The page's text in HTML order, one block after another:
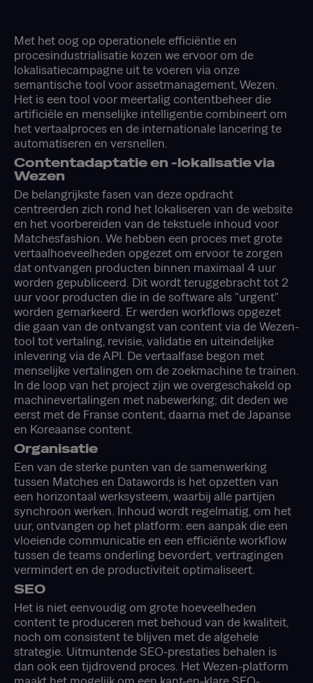
Met het oog op operationele efficiëntie en
procesindustrialisatie kozen we ervoor om de
lokalisatiecampagne uit te voeren via onze
semantische tool voor assetmanagement, Wezen.
Het is een tool voor meertalig contentbeheer die
artificiële en menselijke intelligentie combineert om
het vertaalproces en de internationale lancering te
automatiseren en versnellen.
Contentadaptatie en -lokalisatie via
Wezen
De belangrijkste fasen van deze opdracht
centreerden zich rond het lokaliseren van de website
en het voorbereiden van de tekstuele inhoud voor
Matchesfashion. We hebben een proces met grote
vertaalhoeveelheden opgezet om ervoor te zorgen
dat ontvangen producten binnen maximaal 4 uur
worden gepubliceerd. Dit wordt teruggebracht tot 2
uur voor producten die in de software als "urgent"
worden gemarkeerd. Er werden workflows opgezet
die gaan van de ontvangst van content via de Wezen-
tool tot vertaling, revisie, validatie en uiteindelijke
inlevering via de API. De vertaalfase begon met
menselijke vertalingen om de zoekmachine te trainen.
In de loop van het project zijn we overgeschakeld op
machinevertalingen met nabewerking; dit deden we
eerst met de Franse content, daarna met de Japanse
en Koreaanse content.
Organisatie
Een van de sterke punten van de samenwerking
tussen Matches en Datawords is het opzetten van
een horizontaal werksysteem, waarbij alle partijen
synchroon werken. Inhoud wordt regelmatig, om het
uur, ontvangen op het platform: een aanpak die een
vloeiende communicatie en een efficiënte workflow
tussen de teams onderling bevordert, vertragingen
vermindert en de productiviteit optimaliseert.
SEO
Het is niet eenvoudig om grote hoeveelheden
content te produceren met behoud van de kwaliteit,
noch om consistent te blijven met de algehele
strategie. Uitmuntende SEO-prestaties behalen is
dan ook een tijdrovend proces. Het Wezen-platform